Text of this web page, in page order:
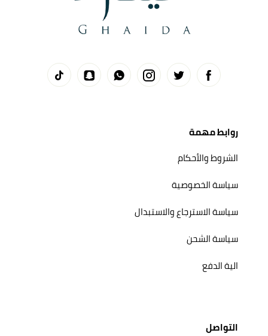
روابط مهمة
الشروط والأحكام
سياسة الخصوصية
سياسة الاسترجاع والاستبدال
سياسة الشحن
الية الدفع
التواصل